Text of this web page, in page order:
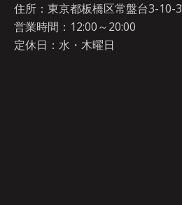
住所：東京都板橋区常盤台3-10-3
営業時間：12:00～20:00
定休日：水・木曜日